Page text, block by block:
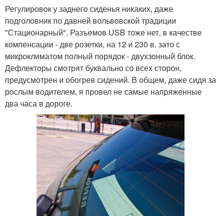
Регулировок у заднего сиденья никаких, даже
подголовник по давней вольвовской традиции
"Стационарный". Разъемов USB тоже нет, в качестве
компенсации - две розетки, на 12 и 230 в. зато с
микроклиматом полный порядок - двухзонный блок.
Дефлекторы смотрят буквально со всех сторон,
предусмотрен и обогрев сидений. В общем, даже сидя за
рослым водителем, я провел не самые напряженные
два часа в дороге.